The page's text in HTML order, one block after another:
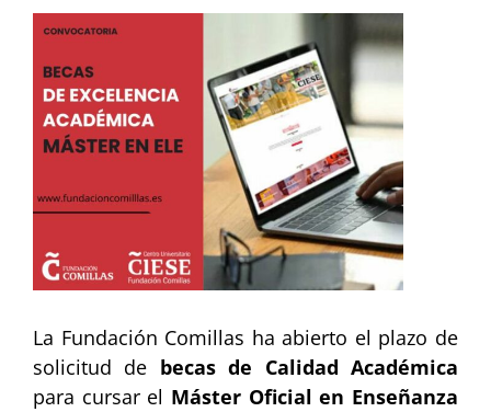
View
Image
La Fundación Comillas ha abierto el plazo de
solicitud de becas de Calidad Académica
para cursar el Máster Oficial en Enseñanza